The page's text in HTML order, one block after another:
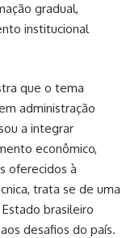
gradual,
institucional
que o tema
administração
a integrar
econômico,
oferecidos à
trata se de uma
brasileiro
desafios do país.